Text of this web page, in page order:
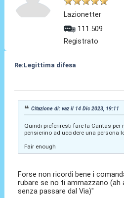
Lazionetter
111.509
Registrato
Re:Legittima difesa
Citazione di: vaz il 14 Dic 2023, 19:11
Quindi preferiresti fare la Caritas per
pensierino ad uccidere una persona
Fair enough
Forse non ricordi bene i
rubare se no ti ammazzano (ah
senza passare dal Via)"